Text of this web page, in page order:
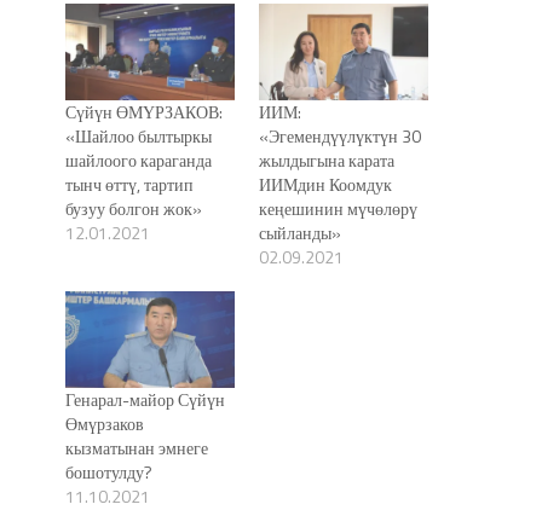
Сүйүн ӨМҮРЗАКОВ:
«Шайлоо былтыркы
шайлоого караганда
тынч өттү, тартип
бузуу болгон жок»
12.01.2021
ИИМ:
«Эгемендүүлүктүн 30
жылдыгына карата
ИИМдин Коомдук
кеңешинин мүчөлөрү
сыйланды»
02.09.2021
Генарал-майор Сүйүн
Өмүрзаков
кызматынан эмнеге
бошотулду?
11.10.2021